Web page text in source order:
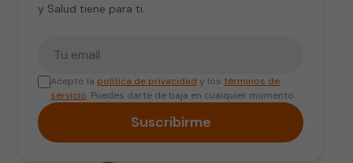
y Salud tiene para ti.
Acepto la política de privacidad y los términos de
servicio. Puedes darte de baja en cualquier momento.
Suscribirme